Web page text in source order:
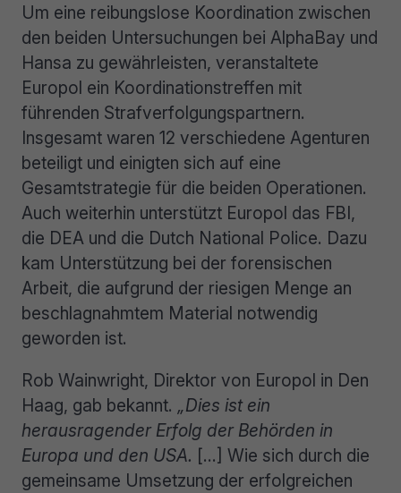
Um eine reibungslose Koordination zwischen
den beiden Untersuchungen bei AlphaBay und
Hansa zu gewährleisten, veranstaltete
Europol ein Koordinationstreffen mit
führenden Strafverfolgungspartnern.
Insgesamt waren 12 verschiedene Agenturen
beteiligt und einigten sich auf eine
Gesamtstrategie für die beiden Operationen.
Auch weiterhin unterstützt Europol das FBI,
die DEA und die Dutch National Police. Dazu
kam Unterstützung bei der forensischen
Arbeit, die aufgrund der riesigen Menge an
beschlagnahmtem Material notwendig
geworden ist.
Rob Wainwright, Direktor von Europol in Den
Haag, gab bekannt. „Dies ist ein
herausragender Erfolg der Behörden in
Europa und den USA. […] Wie sich durch die
gemeinsame Umsetzung der erfolgreichen